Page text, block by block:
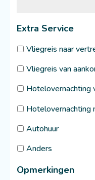
Extra Service
Vliegreis naar
Vliegreis van
Hotelovernachting
Hotelovernachting
Autohuur
Anders
Opmerkingen